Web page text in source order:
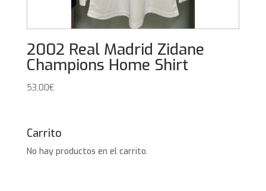
2002 Real Madrid Zidane
Champions Home Shirt
53,00€
Carrito
No hay productos en el carrito.